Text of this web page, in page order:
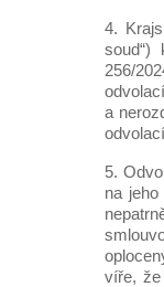
4.
256/
a
5.
na
víře, že